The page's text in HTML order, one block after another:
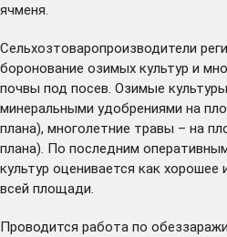
ячменя.
Сельхозтоваропроизводители
боронование озимых культур и
почвы под посев. Озимые
минеральными удобрениями на
плана), многолетние травы – на
плана). По последним
культур оценивается как хорошее
всей площади.
Проводится работа по